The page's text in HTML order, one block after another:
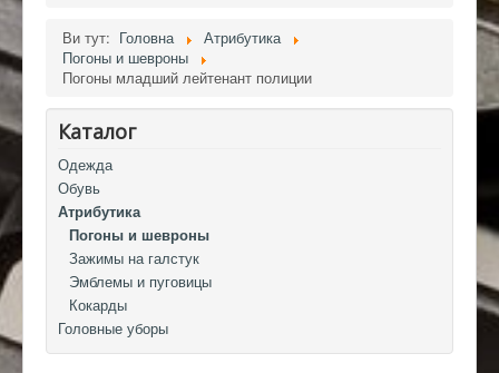
Ви тут: Головна
Атрибутика
Погоны и шевроны
Погоны младший лейтенант полиции
Каталог
Одежда
Обувь
Атрибутика
Погоны и шевроны
Зажимы на галстук
Эмблемы и пуговицы
Кокарды
Головные уборы